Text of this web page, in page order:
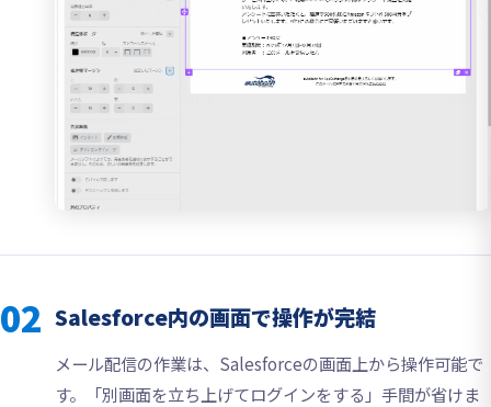
02 Salesforce内の画面で操作が完結
メール配信の作業は、Salesforceの画面上から操作可能で
す。「別画面を立ち上げてログインをする」手間が省けま